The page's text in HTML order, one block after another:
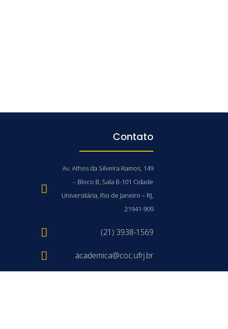
Contato
Av. Athos da Silveira Ramos, 149
– Bloco B, Sala B-101 Cidade
Universitária, Rio de Janeiro – RJ,
21941-909
(21) 3938-1569
academica@coc.ufrj.br